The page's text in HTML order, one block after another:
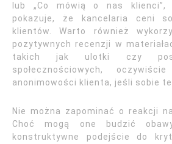
lub „Co mówią o nas
pokazuje, że kancelaria ceni
klientów. Warto również
pozytywnych recenzji w
takich jak ulotki czy
społecznościowych,
anonimowości klienta, jeśli sobie
Nie można zapominać o reakcji
Choć mogą one budzić
konstruktywne podejście do